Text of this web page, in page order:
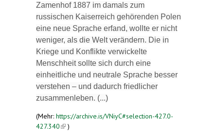
Zamenhof 1887 im damals zum
russischen Kaiserreich gehörenden Polen
eine neue Sprache erfand, wollte er nicht
weniger, als die Welt verändern. Die in
Kriege und Konflikte verwickelte
Menschheit sollte sich durch eine
einheitliche und neutrale Sprache besser
verstehen – und dadurch friedlicher
zusammenleben. (...)
(Mehr: https://archive.is/VNiyC#selection-427.0-
427.340(link is external)
)